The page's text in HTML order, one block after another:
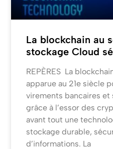
La blockchain au
stockage Cloud
REPÈRES La
apparue au 21e siècle
virements bancaires et
grâce à l’essor des
avant tout une
stockage durable,
d’informations. La